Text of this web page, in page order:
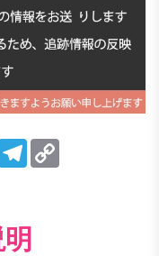
Telegram